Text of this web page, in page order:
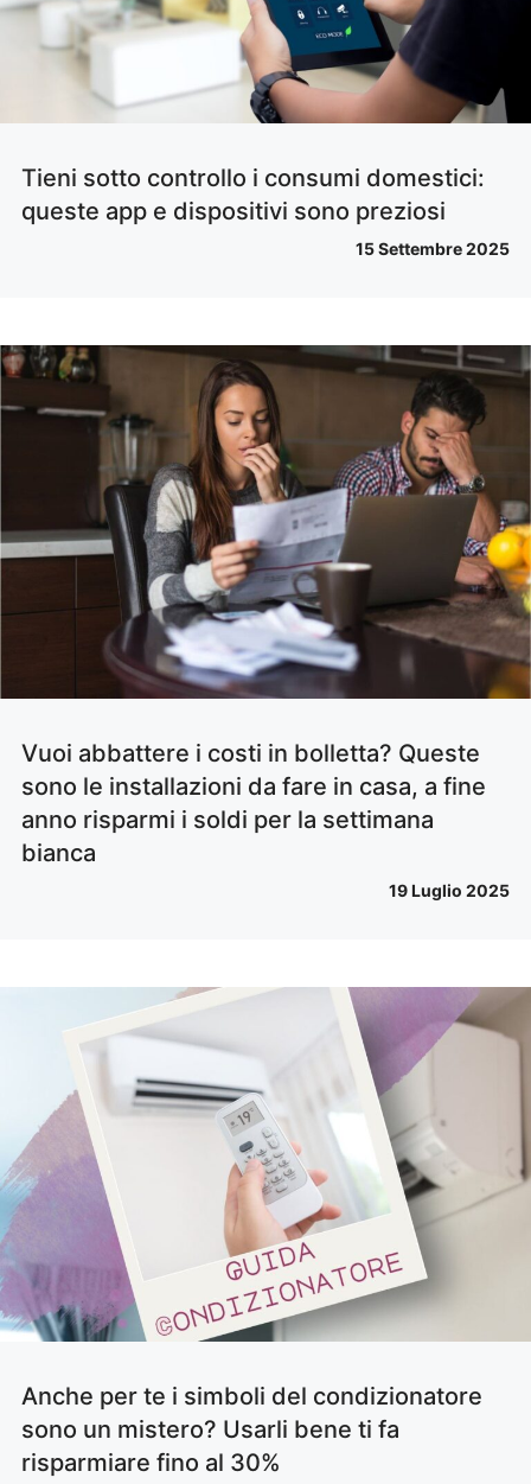
Tieni sotto controllo i consumi domestici:
queste app e dispositivi sono preziosi
15 Settembre 2025
Vuoi abbattere i costi in bolletta? Queste
sono le installazioni da fare in casa, a fine
anno risparmi i soldi per la settimana
bianca
19 Luglio 2025
Anche per te i simboli del condizionatore
sono un mistero? Usarli bene ti fa
risparmiare fino al 30%